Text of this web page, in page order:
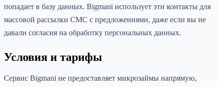
попадает в базу данных. Bigmani использует эти контакты для
массовой рассылки СМС с предложениями, даже если вы не
давали согласия на обработку персональных данных.
Условия и тарифы
Сервис Bigmani не предоставляет микрозаймы напрямую,